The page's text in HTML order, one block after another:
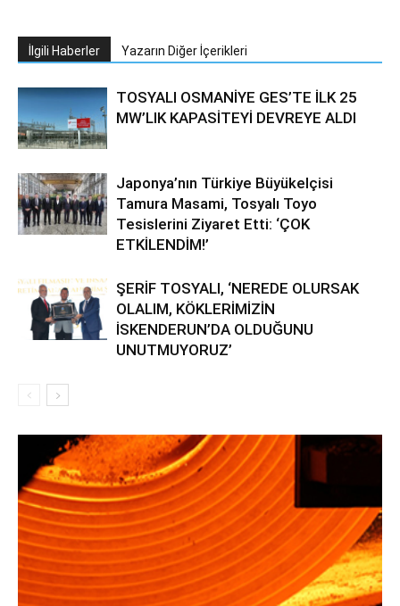
İlgili Haberler Yazarın Diğer İçerikleri
TOSYALI OSMANİYE GES’TE İLK 25
MW’LIK KAPASİTEYİ DEVREYE ALDI
Japonya’nın Türkiye Büyükelçisi
Tamura Masami, Tosyalı Toyo
Tesislerini Ziyaret Etti: ‘ÇOK
ETKİLENDİM!’
ŞERİF TOSYALI, ‘NEREDE OLURSAK
OLALIM, KÖKLERİMİZİN
İSKENDERUN’DA OLDUĞUNU
UNUTMUYORUZ’